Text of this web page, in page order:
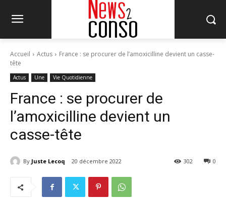
Accueil Actus
France : se procurer de l’amoxicilline devient un casse-
tête
Actus Une Vie Quotidienne
France : se procurer de
l’amoxicilline devient un
casse-tête
By Juste Lecoq 20 décembre 2022 0
302